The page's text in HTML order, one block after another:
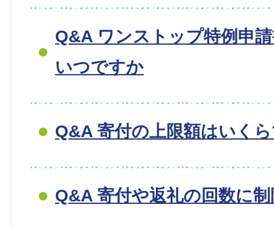
Q&A ワンストップ特例申
いつですか
Q&A 寄付の上限額はいく
Q&A 寄付や返礼の回数に